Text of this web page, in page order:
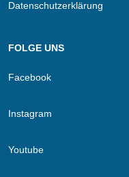
Datenschutzerklärung
FOLGE UNS
Facebook
Instagram
Youtube